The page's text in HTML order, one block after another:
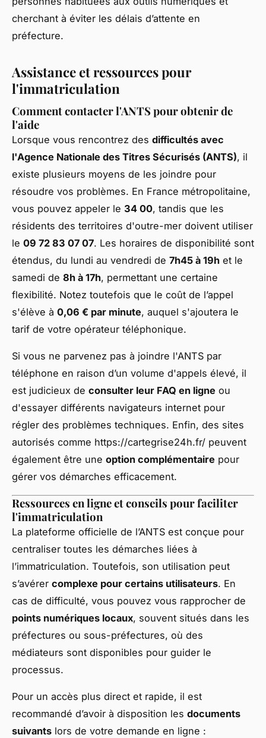
cherchant à éviter les délais d’attente en
préfecture.
Assistance et ressources pour
l'immatriculation
Comment contacter l'ANTS pour obtenir de
l'aide
Lorsque vous rencontrez des difficultés avec
l'Agence Nationale des Titres Sécurisés (ANTS), il
existe plusieurs moyens de les joindre pour
résoudre vos problèmes. En France métropolitaine,
vous pouvez appeler le 34 00, tandis que les
résidents des territoires d'outre-mer doivent utiliser
le 09 72 83 07 07. Les horaires de disponibilité sont
étendus, du lundi au vendredi de 7h45 à 19h et le
samedi de 8h à 17h, permettant une certaine
flexibilité. Notez toutefois que le coût de l’appel
s'élève à 0,06 € par minute, auquel s'ajoutera le
tarif de votre opérateur téléphonique.
Si vous ne parvenez pas à joindre l'ANTS par
téléphone en raison d’un volume d'appels élevé, il
est judicieux de consulter leur FAQ en ligne ou
d'essayer différents navigateurs internet pour
régler des problèmes techniques. Enfin, des sites
autorisés comme https://cartegrise24h.fr/ peuvent
également être une option complémentaire pour
gérer vos démarches efficacement.
Ressources en ligne et conseils pour faciliter
l'immatriculation
La plateforme officielle de l’ANTS est conçue pour
centraliser toutes les démarches liées à
l’immatriculation. Toutefois, son utilisation peut
s’avérer complexe pour certains utilisateurs. En
cas de difficulté, vous pouvez vous rapprocher de
points numériques locaux, souvent situés dans les
préfectures ou sous-préfectures, où des
médiateurs sont disponibles pour guider le
processus.
Pour un accès plus direct et rapide, il est
recommandé d’avoir à disposition les documents
suivants lors de votre demande en ligne :